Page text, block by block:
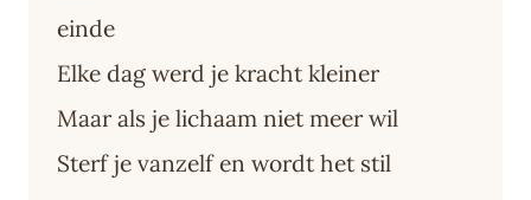
einde
Elke dag werd je kracht kleiner
Maar als je lichaam niet meer wil
Sterf je vanzelf en wordt het stil